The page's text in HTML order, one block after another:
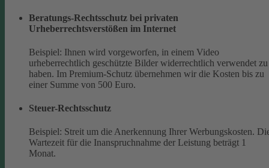
Beratungs-Rechtsschutz bei privaten
Urheberrechtsverstößen im Internet
Beispiel: Ihnen wird vorgeworfen, in einem Video
urheberrechtlich geschützte Bilder widerrechtlich verwendet zu
haben. Im Premium-Schutz übernehmen wir die Kosten bis zu
einer Summe von 500 Euro.
Steuer-Rechtsschutz
Beispiel: Streit um die Anerkennung Ihrer Werbungskosten.
Wartezeit für die Inanspruchnahme der Leistung beträgt 1
Monat.